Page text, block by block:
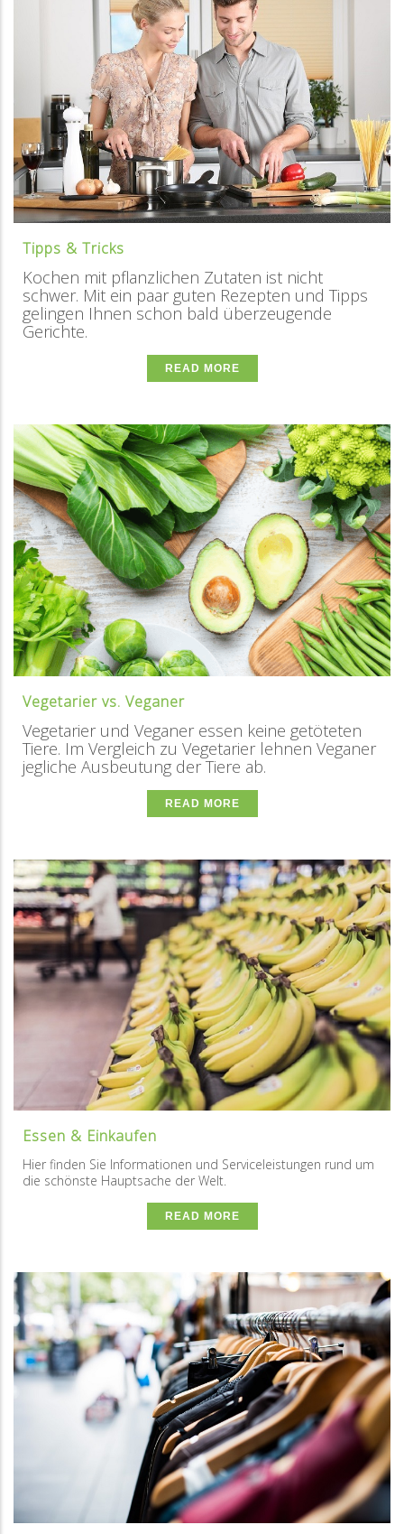
Tipps & Tricks
Kochen mit pflanzlichen Zutaten ist nicht
schwer. Mit ein paar guten Rezepten und Tipps
gelingen Ihnen schon bald überzeugende
Gerichte.
READ MORE
Vegetarier vs. Veganer
Vegetarier und Veganer essen keine getöteten
Tiere. Im Vergleich zu Vegetarier lehnen Veganer
jegliche Ausbeutung der Tiere ab.
READ MORE
Essen & Einkaufen
Hier finden Sie Informationen und Serviceleistungen rund um
die schönste Hauptsache der Welt.
READ MORE